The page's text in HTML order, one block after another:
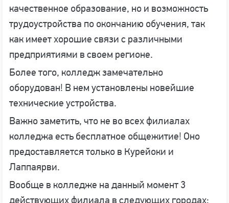
качественное образование, но и возможность
трудоустройства по окончанию обучения, так
как имеет хорошие связи с различными
предприятиями в своем регионе.
Более того, колледж замечательно
оборудован! В нем установлены новейшие
технические устройства.
Важно заметить, что не во всех филиалах
колледжа есть бесплатное общежитие! Оно
предоставляется только в Курейоки и
Лаппаярви.
Вообще в колледже на данный момент 3
действующих филиала в следующих городах: